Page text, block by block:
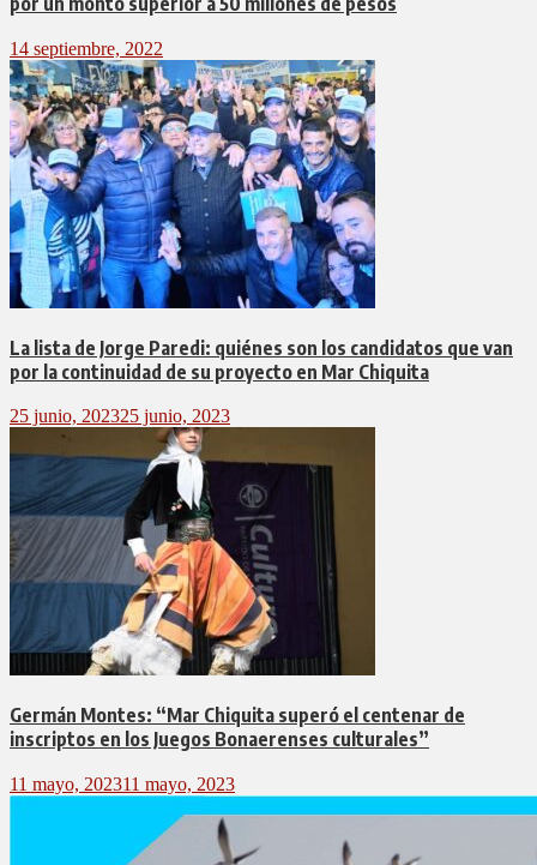
14 septiembre, 2022
La lista de Jorge Paredi: quiénes son los candidatos que van
por la continuidad de su proyecto en Mar Chiquita
25 junio, 202325 junio, 2023
Germán Montes: “Mar Chiquita superó el centenar de
inscriptos en los Juegos Bonaerenses culturales”
11 mayo, 202311 mayo, 2023